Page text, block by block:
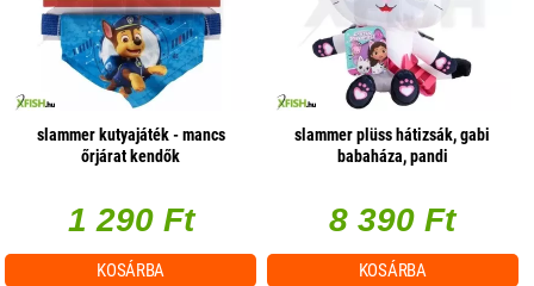
slammer kutyajáték - mancs
őrjárat kendők
1 290 Ft
KOSÁRBA
slammer plüss hátizsák, gabi
babaháza, pandi
8 390 Ft
KOSÁRBA